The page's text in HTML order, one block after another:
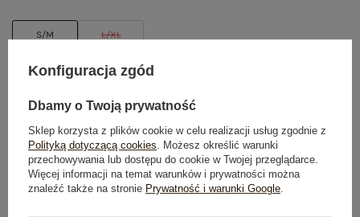
S/M L/XL
TABELA ROZMIARÓW
DODAJ DO KOSZYKA
Możesz kupić także poprzez:
Konfiguracja zgód
Dbamy o Twoją prywatność
Sklep korzysta z plików cookie w celu realizacji usług zgodnie z
Polityką dotyczącą cookies. Możesz określić warunki
przechowywania lub dostępu do cookie w Twojej przeglądarce.
Więcej informacji na temat warunków i prywatności można
znaleźć także na stronie Prywatność i warunki Google.